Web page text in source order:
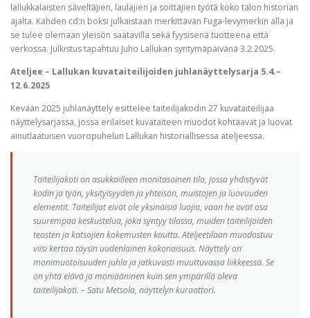
lallukkalaisten säveltäjien, laulajien ja soittajien työtä koko talon historian
ajalta. Kahden cd:n boksi julkaistaan merkittävän Fuga-levymerkin alla ja
se tulee olemaan yleisön saatavilla sekä fyysisenä tuotteena että
verkossa. Julkistus tapahtuu Juho Lallukan syntymäpäivänä 3.2.2025.
Ateljee – Lallukan kuvataiteilijoiden juhlanäyttelysarja 5.4.–
12.6.2025
Kevään 2025 juhlanäyttely esittelee taiteilijakodin 27 kuvataiteilijaa
näyttelysarjassa, jossa erilaiset kuvataiteen muodot kohtaavat ja luovat
ainutlaatuisen vuoropuhelun Lallukan historiallisessa ateljeessa.
Taiteilijakoti on asukkailleen monitasoinen tila, jossa yhdistyvät
kodin ja työn, yksityisyyden ja yhteisön, muistojen ja luovuuden
elementit. Taiteilijat eivät ole yksinäisiä luojia, vaan he ovat osa
suurempaa keskustelua, joka syntyy tilassa, muiden taiteilijoiden
teosten ja katsojien kokemusten kautta. Ateljeetilaan muodostuu
viisi kertaa täysin uudenlainen kokonaisuus. Näyttely on
monimuotoisuuden juhla ja jatkuvasti muuttuvassa liikkeessä. Se
on yhtä elävä ja moniääninen kuin sen ympärillä oleva
taiteilijakoti. – Satu Metsola, näyttelyn kuraattori.